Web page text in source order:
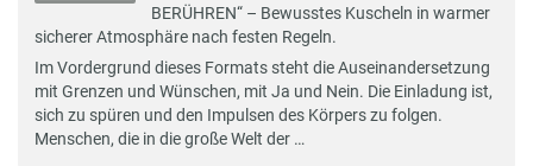
BERÜHREN“ – Bewusstes Kuscheln in warmer
sicherer Atmosphäre nach festen Regeln.
Im Vordergrund dieses Formats steht die Auseinandersetzung
mit Grenzen und Wünschen, mit Ja und Nein. Die Einladung ist,
sich zu spüren und den Impulsen des Körpers zu folgen.
Menschen, die in die große Welt der …